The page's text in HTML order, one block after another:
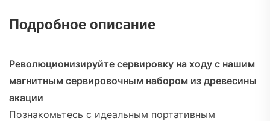
Подробное описание
Революционизируйте сервировку на ходу с нашим
магнитным сервировочным набором из древесины
акации
Познакомьтесь с идеальным портативным